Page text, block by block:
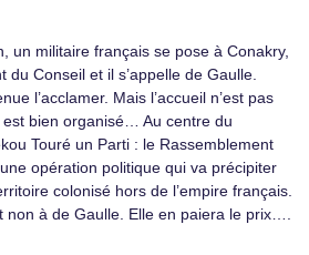
un militaire français se pose à Conakry,
du Conseil et il s’appelle de Gaulle.
l’acclamer. Mais l’accueil n’est pas
bien organisé… Au centre du
Touré un Parti : le Rassemblement
opération politique qui va précipiter
colonisé hors de l’empire français.
non à de Gaulle. Elle en paiera le prix….